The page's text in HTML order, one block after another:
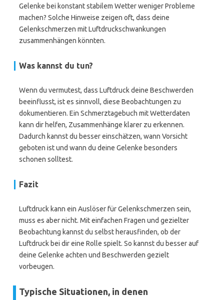
Gelenke bei konstant stabilem Wetter weniger Probleme
machen? Solche Hinweise zeigen oft, dass deine
Gelenkschmerzen mit Luftdruckschwankungen
zusammenhängen könnten.
Was kannst du tun?
Wenn du vermutest, dass Luftdruck deine Beschwerden
beeinflusst, ist es sinnvoll, diese Beobachtungen zu
dokumentieren. Ein Schmerztagebuch mit Wetterdaten
kann dir helfen, Zusammenhänge klarer zu erkennen.
Dadurch kannst du besser einschätzen, wann Vorsicht
geboten ist und wann du deine Gelenke besonders
schonen solltest.
Fazit
Luftdruck kann ein Auslöser für Gelenkschmerzen sein,
muss es aber nicht. Mit einfachen Fragen und gezielter
Beobachtung kannst du selbst herausfinden, ob der
Luftdruck bei dir eine Rolle spielt. So kannst du besser auf
deine Gelenke achten und Beschwerden gezielt
vorbeugen.
Typische Situationen, in denen